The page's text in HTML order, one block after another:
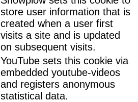
store user information that is
created when a user first
visits a site and is updated
on subsequent visits.
YouTube sets this cookie via
embedded youtube-videos
and registers anonymous
statistical data.